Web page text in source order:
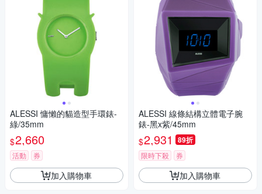
ALESSI 慵懶的貓造型手環錶-
綠/35mm
$2,660
活動 券
加入購物車
ALESSI 線條結構立體電子腕
錶-黑x紫/45mm
$2,931 89折
限時下殺 券
加入購物車